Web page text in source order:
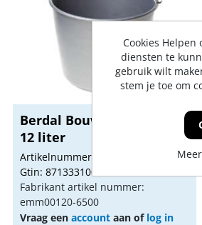
Berdal Bouwemmer grijs
12 liter
Artikelnummer: 1647012
Gtin: 8713331001609
Fabrikant artikel nummer:
emm00120-6500
Vraag een accountaan of log in
Cookies Helpen
diensten te
gebruik wilt
stem je toe om